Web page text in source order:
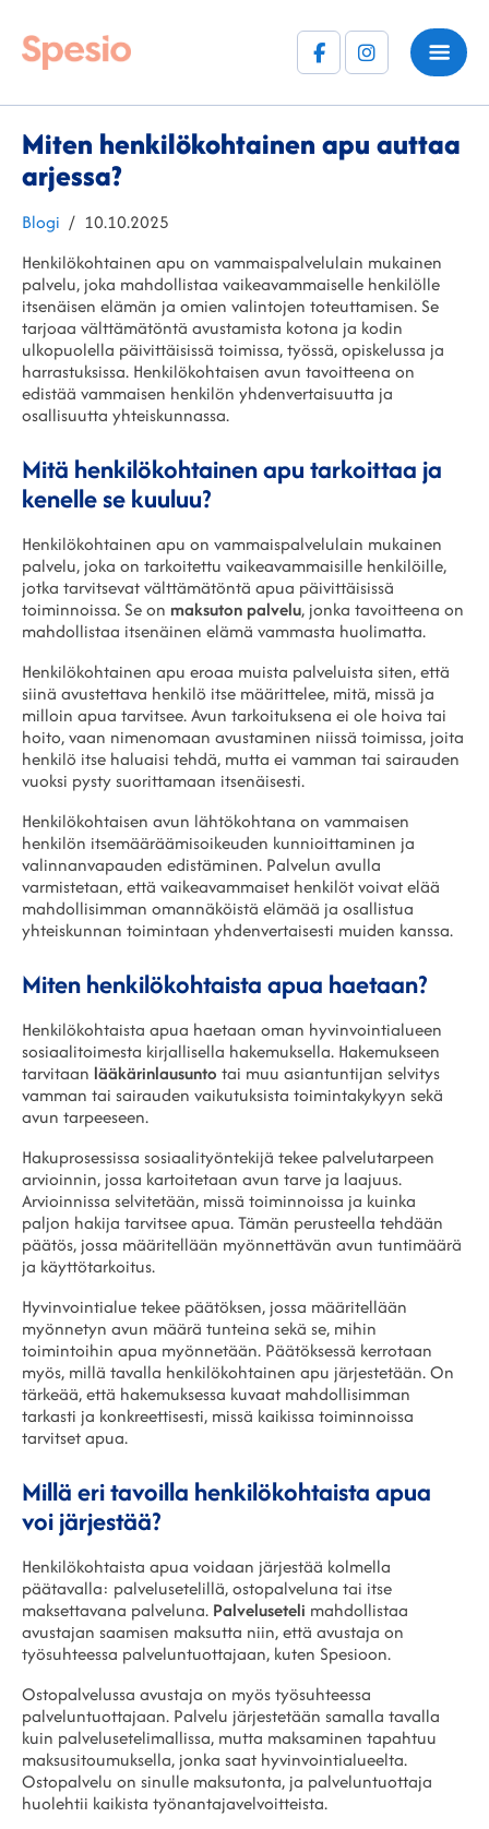
FacebookInstagram
Miten henkilökohtainen apu auttaa
arjessa?
Kategoriat
Blogi Julkaistu
10.10.2025
Henkilökohtainen apu on vammaispalvelulain mukainen
palvelu, joka mahdollistaa vaikeavammaiselle henkilölle
itsenäisen elämän ja omien valintojen toteuttamisen. Se
tarjoaa välttämätöntä avustamista kotona ja kodin
ulkopuolella päivittäisissä toimissa, työssä, opiskelussa ja
harrastuksissa. Henkilökohtaisen avun tavoitteena on
edistää vammaisen henkilön yhdenvertaisuutta ja
osallisuutta yhteiskunnassa.
Mitä henkilökohtainen apu tarkoittaa ja
kenelle se kuuluu?
Henkilökohtainen apu on vammaispalvelulain mukainen
palvelu, joka on tarkoitettu vaikeavammaisille henkilöille,
jotka tarvitsevat välttämätöntä apua päivittäisissä
toiminnoissa. Se on maksuton palvelu, jonka tavoitteena on
mahdollistaa itsenäinen elämä vammasta huolimatta.
Henkilökohtainen apu eroaa muista palveluista siten, että
siinä avustettava henkilö itse määrittelee, mitä, missä ja
milloin apua tarvitsee. Avun tarkoituksena ei ole hoiva tai
hoito, vaan nimenomaan avustaminen niissä toimissa, joita
henkilö itse haluaisi tehdä, mutta ei vamman tai sairauden
vuoksi pysty suorittamaan itsenäisesti.
Henkilökohtaisen avun lähtökohtana on vammaisen
henkilön itsemääräämisoikeuden kunnioittaminen ja
valinnanvapauden edistäminen. Palvelun avulla
varmistetaan, että vaikeavammaiset henkilöt voivat elää
mahdollisimman omannäköistä elämää ja osallistua
yhteiskunnan toimintaan yhdenvertaisesti muiden kanssa.
Miten henkilökohtaista apua haetaan?
Henkilökohtaista apua haetaan oman hyvinvointialueen
sosiaalitoimesta kirjallisella hakemuksella. Hakemukseen
tarvitaan lääkärinlausunto tai muu asiantuntijan selvitys
vamman tai sairauden vaikutuksista toimintakykyyn sekä
avun tarpeeseen.
Hakuprosessissa sosiaalityöntekijä tekee palvelutarpeen
arvioinnin, jossa kartoitetaan avun tarve ja laajuus.
Arvioinnissa selvitetään, missä toiminnoissa ja kuinka
paljon hakija tarvitsee apua. Tämän perusteella tehdään
päätös, jossa määritellään myönnettävän avun tuntimäärä
ja käyttötarkoitus.
Hyvinvointialue tekee päätöksen, jossa määritellään
myönnetyn avun määrä tunteina sekä se, mihin
toimintoihin apua myönnetään. Päätöksessä kerrotaan
myös, millä tavalla henkilökohtainen apu järjestetään. On
tärkeää, että hakemuksessa kuvaat mahdollisimman
tarkasti ja konkreettisesti, missä kaikissa toiminnoissa
tarvitset apua.
Millä eri tavoilla henkilökohtaista apua
voi järjestää?
Henkilökohtaista apua voidaan järjestää kolmella
päätavalla: palvelusetelillä, ostopalveluna tai itse
maksettavana palveluna. Palveluseteli mahdollistaa
avustajan saamisen maksutta niin, että avustaja on
työsuhteessa palveluntuottajaan, kuten Spesioon.
Ostopalvelussa avustaja on myös työsuhteessa
palveluntuottajaan. Palvelu järjestetään samalla tavalla
kuin palvelusetelimallissa, mutta maksaminen tapahtuu
maksusitoumuksella, jonka saat hyvinvointialueelta.
Ostopalvelu on sinulle maksutonta, ja palveluntuottaja
huolehtii kaikista työnantajavelvoitteista.